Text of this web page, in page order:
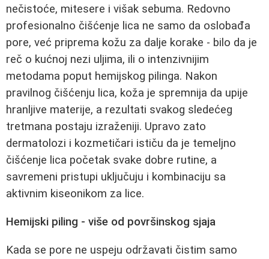
nečistoće, mitesere i višak sebuma. Redovno
profesionalno čišćenje lica ne samo da oslobađa
pore, već priprema kožu za dalje korake - bilo da je
reč o kućnoj nezi uljima, ili o intenzivnijim
metodama poput hemijskog pilinga. Nakon
pravilnog čišćenju lica, koža je spremnija da upije
hranljive materije, a rezultati svakog sledećeg
tretmana postaju izraženiji. Upravo zato
dermatolozi i kozmetičari ističu da je temeljno
čišćenje lica početak svake dobre rutine, a
savremeni pristupi uključuju i kombinaciju sa
aktivnim kiseonikom za lice.
Hemijski piling - više od površinskog sjaja
Kada se pore ne uspeju održavati čistim samo